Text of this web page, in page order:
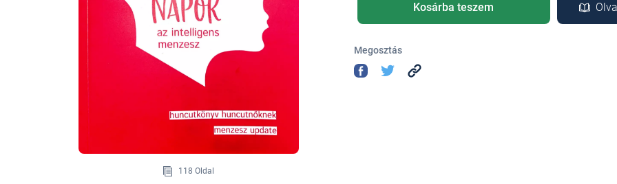
118 Oldal
Kosárba teszem
Megosztás